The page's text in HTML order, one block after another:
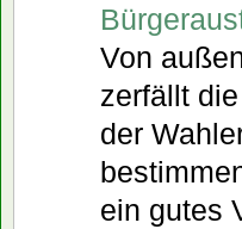
Von
zerfällt
der
ein gutes